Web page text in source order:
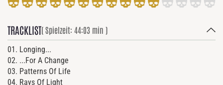
TRACKLIST( Spielzeit: 44:03 min )
01. Longing...
02. ...For A Change
03. Patterns Of Life
04. Rays Of Light